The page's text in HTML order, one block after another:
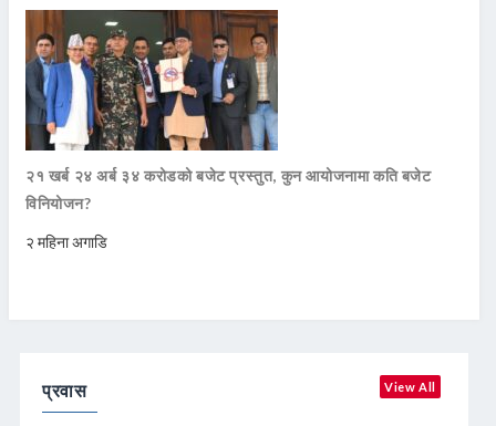
२१ खर्ब २४ अर्ब ३४ करोडको बजेट प्रस्तुत, कुन आयोजनामा कति बजेट
विनियोजन?
२ महिना अगाडि
प्रवास View All